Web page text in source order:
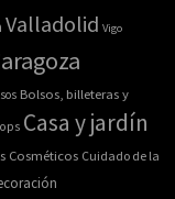
Valladolid Vigo
Bolsos, billeteras y
Casa y jardín
Cosméticos Cuidado de la